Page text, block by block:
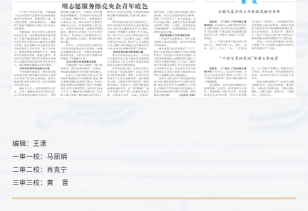
编辑：王潇
一审一校：马丽娟
二审二校：肖克宁
三审三校：黄 晋